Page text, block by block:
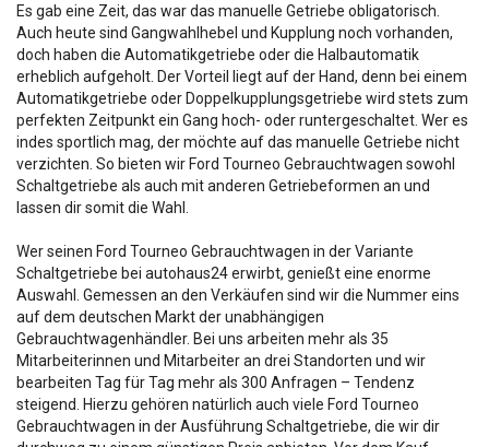
Es gab eine Zeit, das war das manuelle Getriebe obligatorisch.
Auch heute sind Gangwahlhebel und Kupplung noch vorhanden,
doch haben die Automatikgetriebe oder die Halbautomatik
erheblich aufgeholt. Der Vorteil liegt auf der Hand, denn bei einem
Automatikgetriebe oder Doppelkupplungsgetriebe wird stets zum
perfekten Zeitpunkt ein Gang hoch- oder runtergeschaltet. Wer es
indes sportlich mag, der möchte auf das manuelle Getriebe nicht
verzichten. So bieten wir Ford Tourneo Gebrauchtwagen sowohl
Schaltgetriebe als auch mit anderen Getriebeformen an und
lassen dir somit die Wahl.
Wer seinen Ford Tourneo Gebrauchtwagen in der Variante
Schaltgetriebe bei autohaus24 erwirbt, genießt eine enorme
Auswahl. Gemessen an den Verkäufen sind wir die Nummer eins
auf dem deutschen Markt der unabhängigen
Gebrauchtwagenhändler. Bei uns arbeiten mehr als 35
Mitarbeiterinnen und Mitarbeiter an drei Standorten und wir
bearbeiten Tag für Tag mehr als 300 Anfragen – Tendenz
steigend. Hierzu gehören natürlich auch viele Ford Tourneo
Gebrauchtwagen in der Ausführung Schaltgetriebe, die wir dir